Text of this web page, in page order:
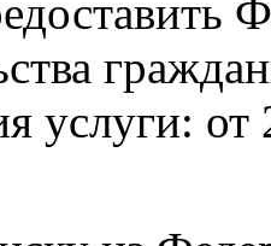
услуги: от